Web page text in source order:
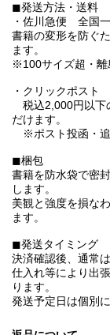
◼︎発送方法・送料
・佐川急便 全国
書籍の変形を防ぐ
ます。
※100サイズ超・離
・クリックポスト
税込2,000円以下
だけます。
※ポスト投函・追
◼︎梱包
書籍を防水袋で密
します。
美観と強度を損な
ます。
◼︎発送タイミング
決済確認後、通常
仕入れ等により出
ります。
発送予定日は個別